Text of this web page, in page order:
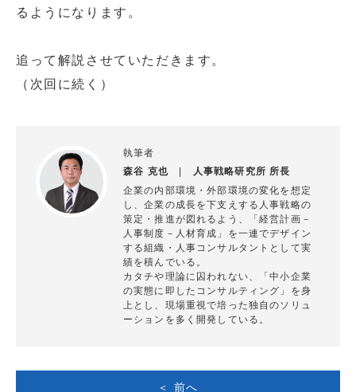
るようになります。
追って解説させていただきます。
（次回に続く）
執筆者
森谷 克也 | 人事戦略研究所 所長
企業の内部環境・外部環境の変化を想定
し、企業の成長を下支えする人事戦略の
策定・推進が図れるよう、「経営計画－
人事制度－人材育成」を一連でデザイン
する組織・人事コンサルタントとして実
績を積んでいる。
カタチや理論に囚われない、「中小企業
の実態に即したコンサルティング」を身
上とし、現場重視で培った独自のソリュ
ーションを多く開発している。
＜ 前へ